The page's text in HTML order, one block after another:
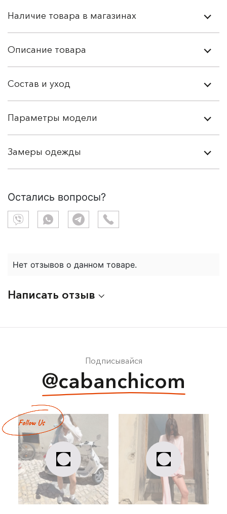
Наличие товара в магазинах
Описание товара
Состав и уход
Параметры модели
Замеры одежды
Остались вопросы?
Нет отзывов о данном товаре.
Написать отзыв
Подписывайся
@cabanchicom